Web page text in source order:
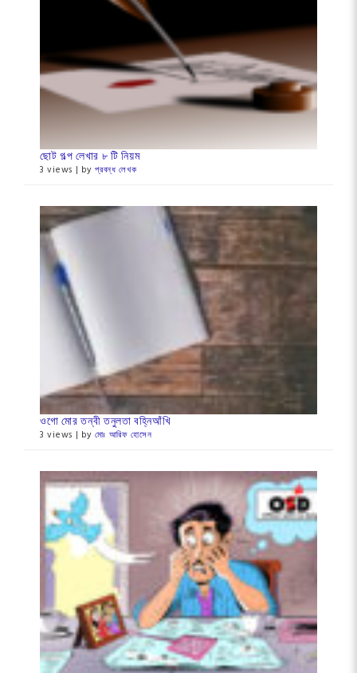
ছোট গল্প লেখার ৮ টি নিয়ম
3 views | byপ্রবন্ধ লেখক
ওগো মোর তন্বী তনুলতা বহ্নিআঁখি
3 views | byমোঃ আরিফ হোসেন